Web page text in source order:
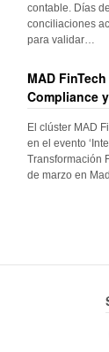
contable. Días
conciliaciones
para validar…
MAD
Compliance
El clúster MAD
en el evento
Transformación
de marzo en